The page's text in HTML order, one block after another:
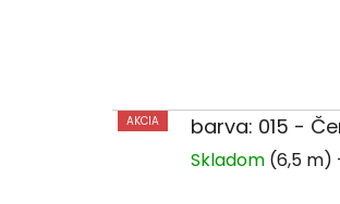
AKCIA barva: 015 -
Skladom (6,5 m)